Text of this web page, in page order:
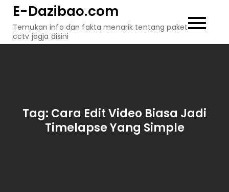
content
E-Dazibao.com
Temukan info dan fakta menarik tentang paket
cctv jogja disini
Tag: Cara Edit Video Biasa Jadi
Timelapse Yang Simple